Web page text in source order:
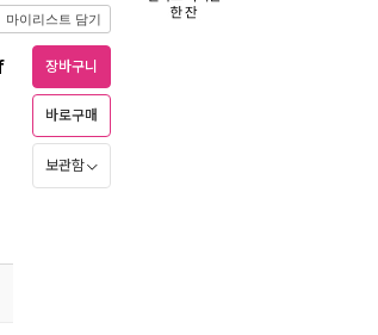
마이리스트 담기
장바구니
바로구매
보관함